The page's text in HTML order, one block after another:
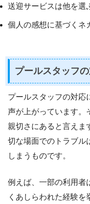
送迎サービスは他を選
個人の感想に基づくネ
プールスタッフ
プールスタッフの対応
声が上がっています。
親切さにあると言えま
切な場面でのトラブル
しまうものです。
例えば、一部の利用者
くあしらわれた経験